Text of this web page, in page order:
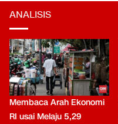
ANALISIS
Membaca Arah Ekonomi
RI usai Melaju 5,29